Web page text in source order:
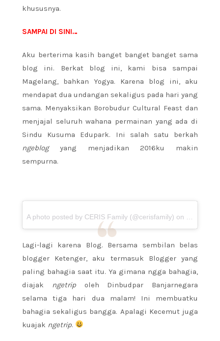
khususnya.
SAMPAI DI SINI…
Aku berterima kasih banget banget banget sama
blog ini. Berkat blog ini, kami bisa sampai
Magelang, bahkan Yogya. Karena blog ini, aku
mendapat dua undangan sekaligus pada hari yang
sama. Menyaksikan Borobudur Cultural Feast dan
menjajal seluruh wahana permainan yang ada di
Sindu Kusuma Edupark. Ini salah satu berkah
ngeblogyang menjadikan 2016ku makin
sempurna.
Lagi-lagi karena Blog. Bersama sembilan belas
blogger Ketenger, aku termasuk Blogger yang
paling bahagia saat itu. Ya gimana ngga bahagia,
diajak
ngetrip oleh Dinbudpar Banjarnegara
selama tiga hari dua malam! Ini membuatku
bahagia sekaligus bangga. Apalagi Kecemut juga
kuajak ngetrip.